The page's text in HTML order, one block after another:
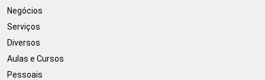
Negócios
Serviços
Diversos
Aulas e Cursos
Pessoais